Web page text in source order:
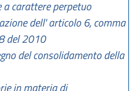
carattere perpetuo
dell' articolo 6, comma
del 2010
del consolidamento della
in materia di